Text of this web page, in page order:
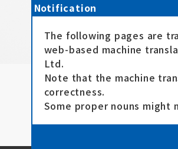
Notification
The following pages are
web-based machine
Ltd.
Note that the machine
correctness.
Some proper nouns